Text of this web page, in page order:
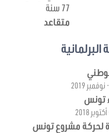
77 سنة
متقاعد
البرلمانية
تونس
لحركة مشروع تونس